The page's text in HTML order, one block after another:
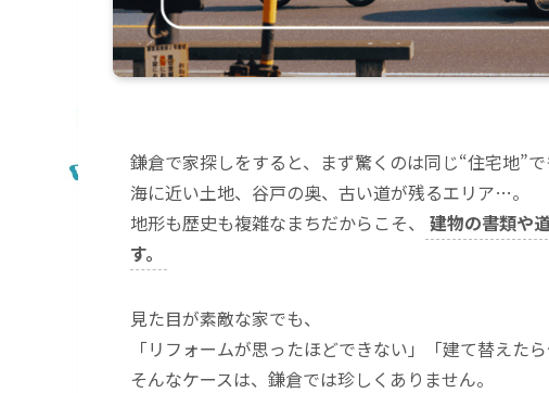
鎌倉で家探しをすると、まず驚くのは同じ“住宅地”で
海に近い土地、谷戸の奥、古い道が残るエリア…。
地形も歴史も複雑なまちだからこそ、
建物の書類や
す。
見た目が素敵な家でも、
「リフォームが思ったほどできない」「建て替えた
そんなケースは、鎌倉では珍しくありません。